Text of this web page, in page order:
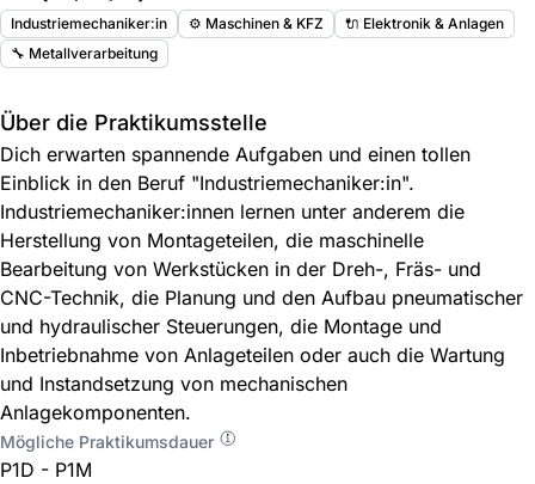
Industriemechaniker:in ⚙️ Maschinen & KFZ
🔌 Elektronik & Anlagen
🔧 Metallverarbeitung
Über die Praktikumsstelle
Dich erwarten spannende Aufgaben und einen tollen
Einblick in den Beruf "Industriemechaniker:in".
Industriemechaniker:innen lernen unter anderem die
Herstellung von Montageteilen, die maschinelle
Bearbeitung von Werkstücken in der Dreh-, Fräs- und
CNC-Technik, die Planung und den Aufbau pneumatischer
und hydraulischer Steuerungen, die Montage und
Inbetriebnahme von Anlageteilen oder auch die Wartung
und Instandsetzung von mechanischen
Anlagekomponenten.
Mögliche Praktikumsdauer
P1D - P1M